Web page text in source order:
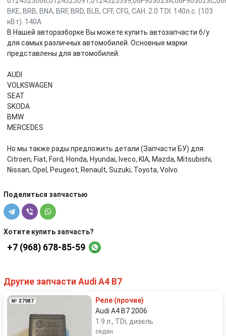
BKE, BRB, BNA, BRF, BRD, BLB, CFF, CFG, CAH. 2.0 TDI. 140л.с. (103
кВт). 140A
В Нашей авторазборке Вы можете купить автозапчасти б/у
для самых различных автомобилей. Основные марки
представлены для автомобилей:
AUDI
VOLKSWAGEN
SEAT
SKODA
BMW
MERCEDES
Но мы также рады предложить детали (Запчасти БУ) для:
Citroen, Fiat, Ford, Honda, Hyundai, Iveco, KIA, Mazda, Mitsubishi,
Nissan, Opel, Peugeot, Renault, Suzuki, Toyota, Volvo.
Поделиться запчастью
Хотите купить запчасть?
+7 (968) 678-85-59
Другие запчасти Audi A4 B7
№ 37987
Реле (прочие)
Audi A4 B7 2006
1.9 л., TDi, дизель
седан